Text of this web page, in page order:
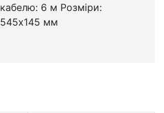
кабелю: 6 м Розміри:
545х145 мм